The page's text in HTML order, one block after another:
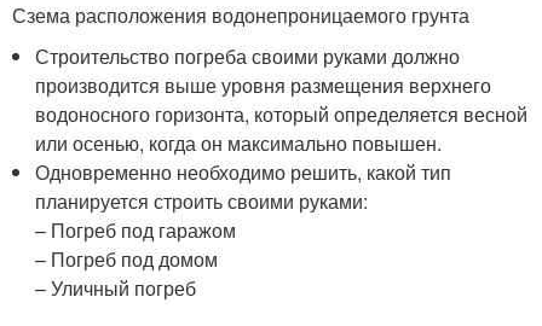
Сзема расположения водонепроницаемого грунта
Строительство погреба своими руками должно
производится выше уровня размещения верхнего
водоносного горизонта, который определяется весной
или осенью, когда он максимально повышен.
Одновременно необходимо решить, какой тип
планируется строить своими руками:
– Погреб под гаражом
– Погреб под домом
– Уличный погреб